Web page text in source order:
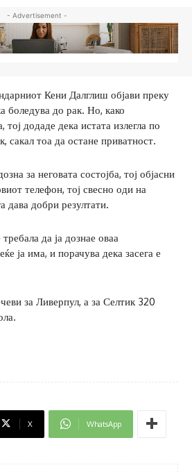
- Advertisement -
Кени Далглиш објави преку
боледува до рак. Но, како
тој додаде дека истата излегла по
сакал тоа да остане приватност.
за неговата состојба, тој објасни
телефон, тој свесно оди на
дава добри резултати.
да ја дознае оваа
ја има, и порачува дека засега е
за Ливерпул, а за Селтик 320
X WhatsApp